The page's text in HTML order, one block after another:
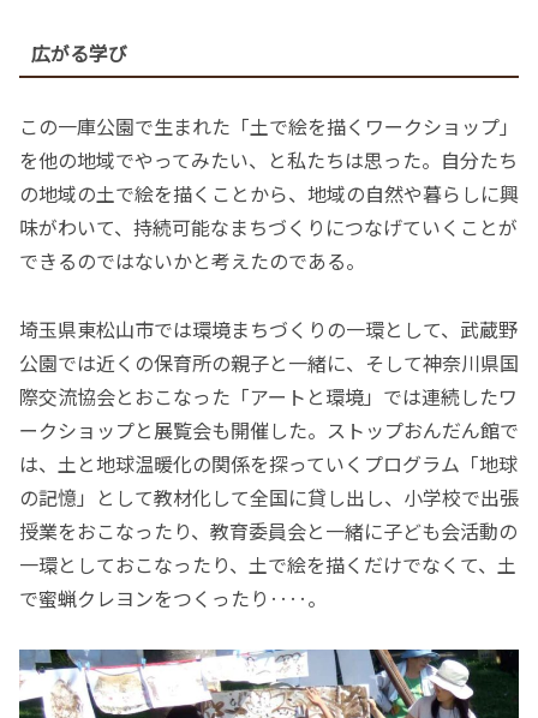
広がる学び
この一庫公園で生まれた「土で絵を描くワークショップ」
を他の地域でやってみたい、と私たちは思った。自分たち
の地域の土で絵を描くことから、地域の自然や暮らしに興
味がわいて、持続可能なまちづくりにつなげていくことが
できるのではないかと考えたのである。
埼玉県東松山市では環境まちづくりの一環として、武蔵野
公園では近くの保育所の親子と一緒に、そして神奈川県国
際交流協会とおこなった「アートと環境」では連続したワ
ークショップと展覧会も開催した。ストップおんだん館で
は、土と地球温暖化の関係を探っていくプログラム「地球
の記憶」として教材化して全国に貸し出し、小学校で出張
授業をおこなったり、教育委員会と一緒に子ども会活動の
一環としておこなったり、土で絵を描くだけでなくて、土
で蜜蝋クレヨンをつくったり‥‥。